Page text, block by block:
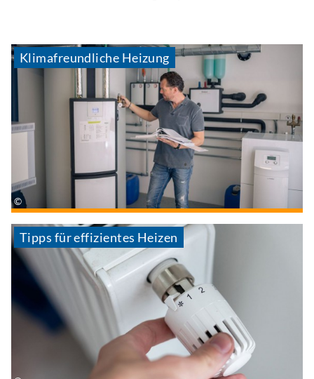
Klimafreundliche Heizung
Tipps für effizientes Heizen